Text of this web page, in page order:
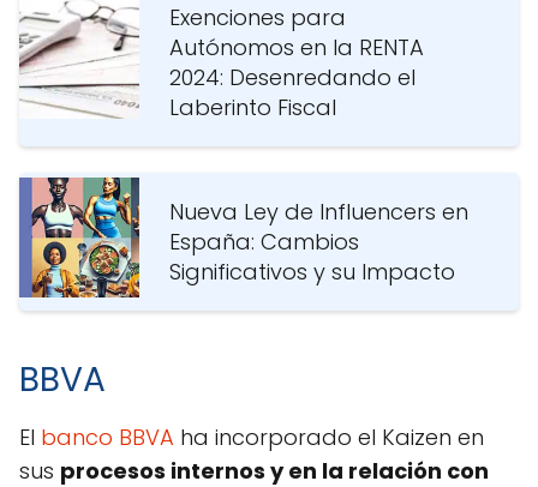
Exenciones para
Autónomos en la RENTA
2024: Desenredando el
Laberinto Fiscal
Nueva Ley de Influencers en
España: Cambios
Significativos y su Impacto
BBVA
El banco BBVA ha incorporado el Kaizen en
sus procesos internos y en la relación con